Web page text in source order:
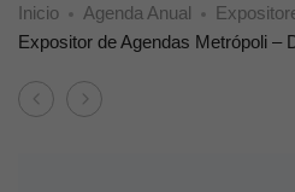
Inicio Agenda Anual
Expositor de Agendas Metrópoli –
Product
Dohe
Dohe